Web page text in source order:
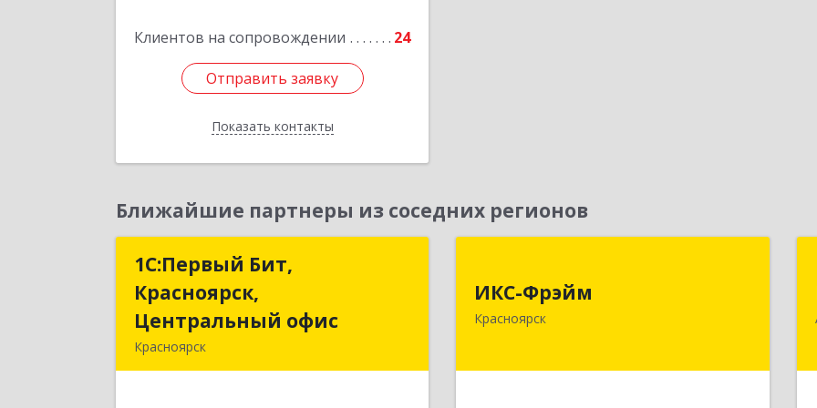
Клиентов на сопровождении 24
Отправить заявку
Показать контакты
Отправить заявку
Назад
Ближайшие партнеры из соседних регионов
1С:Первый Бит,
Красноярск,
Центральный офис
Красноярск
1С:Первый Бит,
Центральный офис
ИКС-Фрэйм
Красноярск
Красноярск г, Батурина ул, дом № 32,